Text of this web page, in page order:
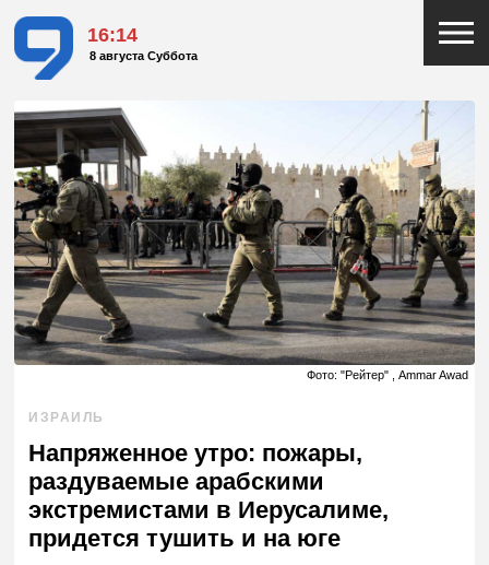
16:14
8 августа Суббота
Фото: "Рейтер" , Ammar Awad
ИЗРАИЛЬ
Напряженное утро: пожары,
раздуваемые арабскими
экстремистами в Иерусалиме,
придется тушить и на юге